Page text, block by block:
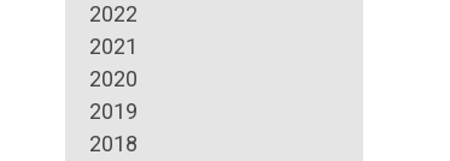
2022
2021
2020
2019
2018